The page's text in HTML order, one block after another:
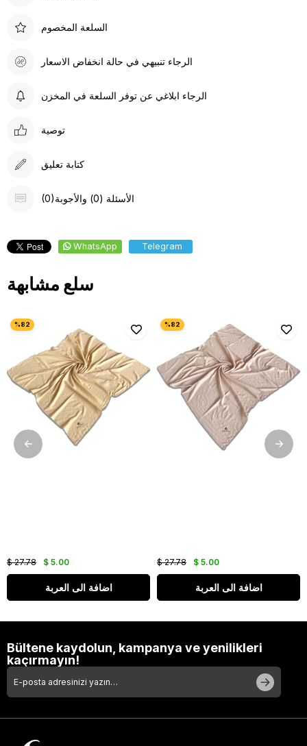
السلعة المخصوم
الرجاء تنبيهي في حالة انخفاض الاسعار
الرجاء ابلاغي عن توفر السلعة في المخزن
توصية
كتابة تعليق
(0)الأسئلة (0) والأجوبة
WhatsApp Telegram
سلع مشابهة
$ 5.00
$ 27.78
اضافة الى العربة
$ 5.00
$ 27.78
اضافة الى العربة
Bültene kaydolun, kampanya ve yenilikleri
kaçırmayın!